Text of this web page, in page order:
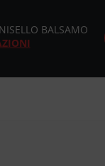
BALSAMO